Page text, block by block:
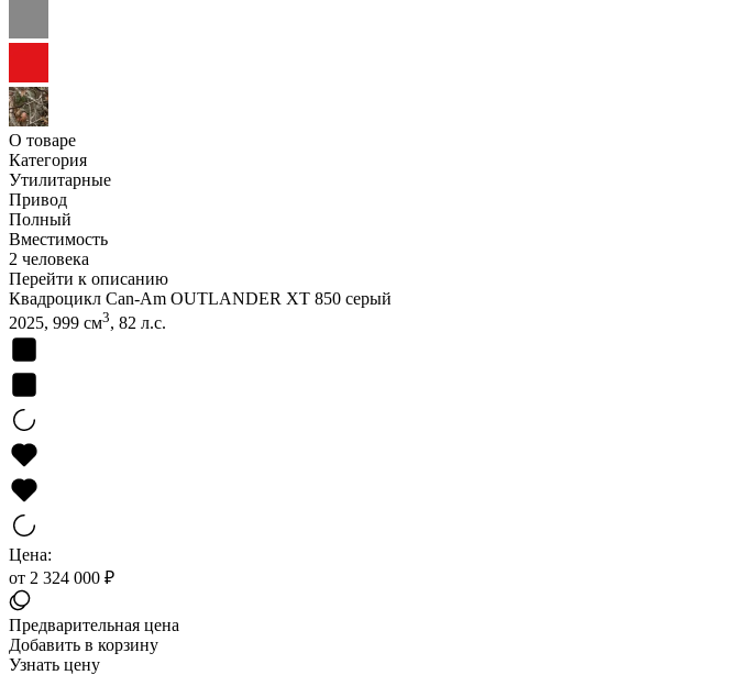
О товаре
Категория
Утилитарные
Привод
Полный
Вместимость
2 человека
Перейти к описанию
Квадроцикл Can-Am OUTLANDER XT 850 серый
2025, 999 см3, 82 л.с.
Цена:
от 2 324 000 ₽
Предварительная цена
Добавить в корзину
Узнать цену